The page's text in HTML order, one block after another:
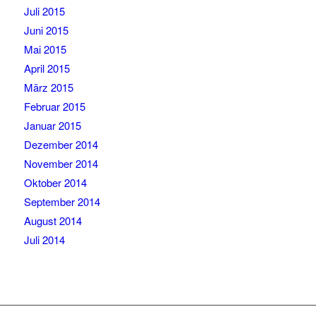
Juli 2015
Juni 2015
Mai 2015
April 2015
März 2015
Februar 2015
Januar 2015
Dezember 2014
November 2014
Oktober 2014
September 2014
August 2014
Juli 2014